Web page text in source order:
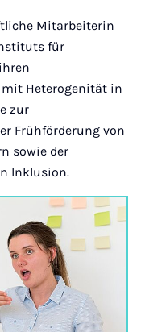
Mitarbeiterin
für
Heterogenität in
zur
Frühförderung von
sowie der
Inklusion.